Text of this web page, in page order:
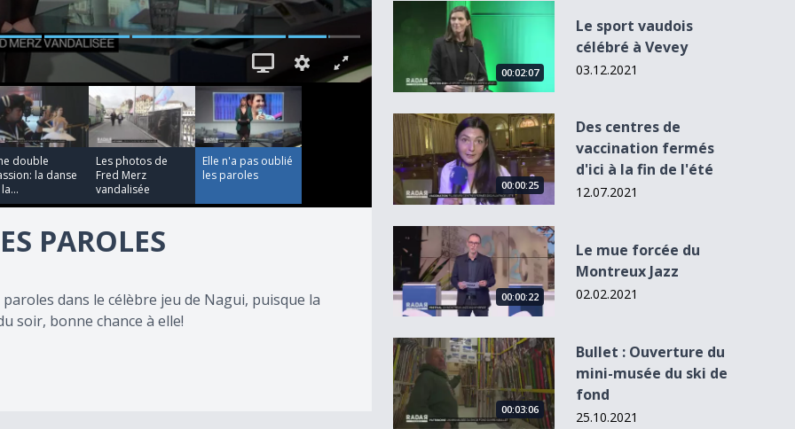
double
la danse
Les photos de
Fred Merz
vandalisée
Elle n'a pas oublié
les paroles
PAROLES
dans le célèbre jeu de Nagui, puisque la
soir, bonne chance à elle!
Le sport vaudois célébré à Vevey
00:02:07
Le sport vaudois
célébré à Vevey
03.12.2021
Des centres de vaccination fermés d&#039;ici à la fin de
00:00:25
Des centres de
vaccination fermés
d'ici à la fin de l'été
12.07.2021
Le mue forcée du Montreux Jazz
00:00:22
Le mue forcée du
Montreux Jazz
02.02.2021
Bullet : Ouverture du mini-musée du ski de fond
00:03:06
Bullet : Ouverture du
mini-musée du ski de
fond
25.10.2021